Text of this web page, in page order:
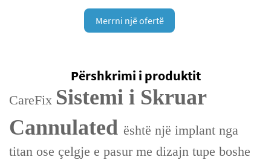
Merrni një ofertë
Përshkrimi i produktit
CareFix Sistemi i Skruar
Cannulated është një implant nga
titan ose çelgje e pasur me dizajn tupe boshe